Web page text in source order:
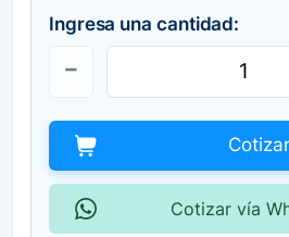
Ingresa una cantidad:
Cotizar
Cotizar vía